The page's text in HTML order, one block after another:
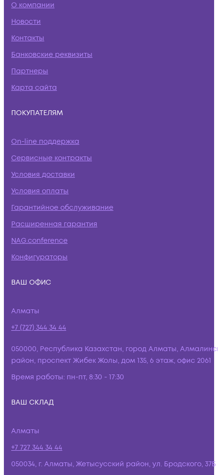
О компании
Новости
Контакты
Банковские реквизиты
Партнеры
Карта сайта
ПОКУПАТЕЛЯМ
On-line поддержка
Сервисные контракты
Условия доставки
Условия оплаты
Гарантийное обслуживание
Расширенная гарантия
NAG.conference
Конфигураторы
ВАШ ОФИС
Алматы
+7 (727) 344 34 44
050000, Республика Казахстан, город Алматы,
район, проспект Жибек Жолы, дом 135, 6 этаж, офис 2061
Время работы: пн-пт, 8:30 - 17:30
ВАШ СКЛАД
Алматы
+7 727 344 34 44
050034, г. Алматы, Жетысусский район, ул. Бродского, 37Б